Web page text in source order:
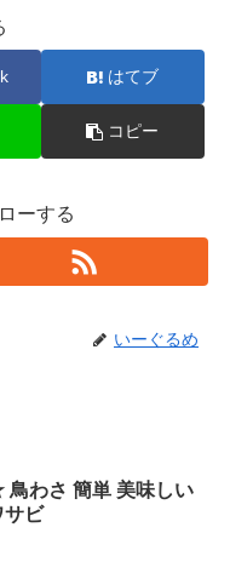
はてブ
コピー
ーする
いーぐるめ
鳥わさ 簡単 美味しい
サビ